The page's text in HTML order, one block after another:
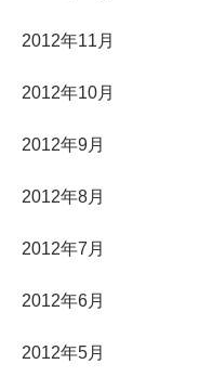
2012年11月
2012年10月
2012年9月
2012年8月
2012年7月
2012年6月
2012年5月